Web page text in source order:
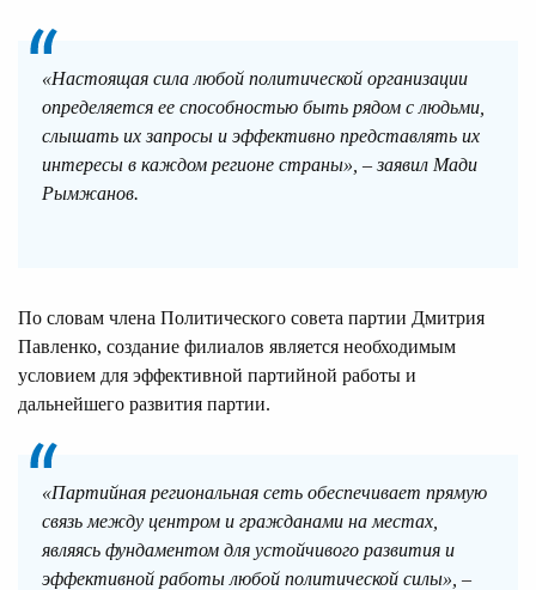
«Настоящая сила любой политической организации
определяется ее способностью быть рядом с людьми,
слышать их запросы и эффективно представлять их
интересы в каждом регионе страны», – заявил Мади
Рымжанов.
По словам члена Политического совета партии Дмитрия
Павленко, создание филиалов является необходимым
условием для эффективной партийной работы и
дальнейшего развития партии.
«Партийная региональная сеть обеспечивает прямую
связь между центром и гражданами на местах,
являясь фундаментом для устойчивого развития и
эффективной работы любой политической силы», –